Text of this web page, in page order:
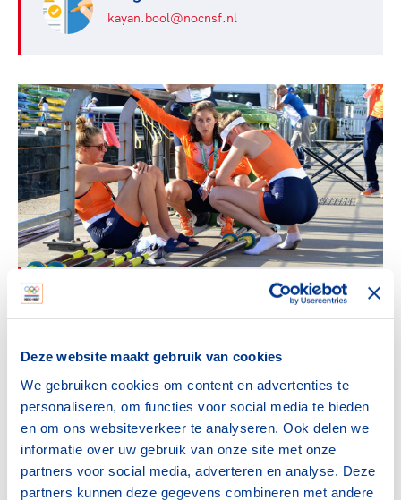
Deze website maakt gebruik van cookies
We gebruiken cookies om content en advertenties te
personaliseren, om functies voor social media te bieden
en om ons websiteverkeer te analyseren. Ook delen we
informatie over uw gebruik van onze site met onze
partners voor social media, adverteren en analyse. Deze
partners kunnen deze gegevens combineren met andere
kayan.bool@nocnsf.nl
Meer informatie over Geven aan
Sport
NOC*NSF krijgt regelmatig vragen van mensen
die de behoefte voelen om iets goeds met hun
geld te doen. Zij willen graag ergens aan
bijdragen, tijdens of na hun leven. NOC*NSF
biedt de gelegenheid om op nationaal niveau bij
te dragen aan sport door middel van een gift of
een legaat. Zo kunt u op uw eigen manier